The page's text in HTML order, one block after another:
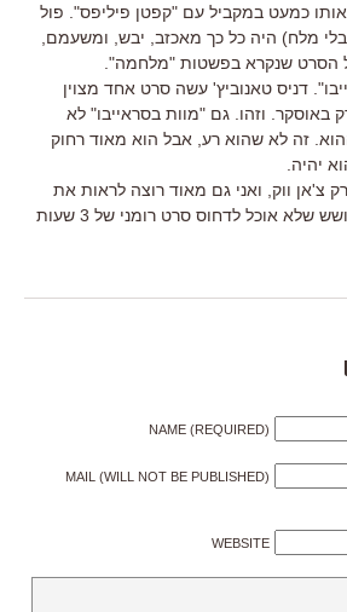
כמעט במקביל עם "קפטן פיליפס". פול
בלי מלח) היה כל כך מאכזב, יבש, ומשעמם,
הסרט שנקרא בפשטות "מלחמה".
דניס טאנוביץ' עשה סרט אחד מצוין
באוסקר. וזהו. גם "מוות בסראייבו" לא
זה לא שהוא רע, אבל הוא מאוד רחוק
יהיה.
צ'אן ווק, ואני גם מאוד רוצה לראות את
"סיירהנוואדה", אני רק חושש שלא אוכל לדחוס סרט רומני של 3 שעות
NAME (REQUIRED)
MAIL (WILL NOT BE PUBLISHED)
WEBSITE